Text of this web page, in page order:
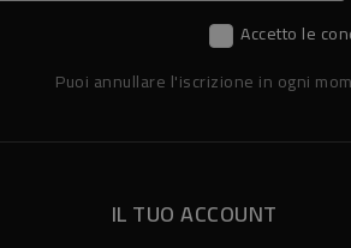
Accetto le
Puoi annullare l'iscrizione in ogni
IL TUO ACCOUNT